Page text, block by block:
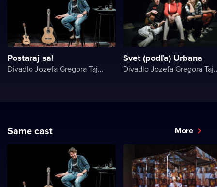
Postaraj sa!
Divadlo Jozefa Gregora Tajovského
Svet (podľa) Urbana
Divadlo
Same cast More